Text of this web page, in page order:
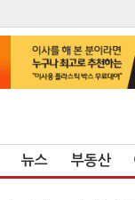
뉴스 부동산